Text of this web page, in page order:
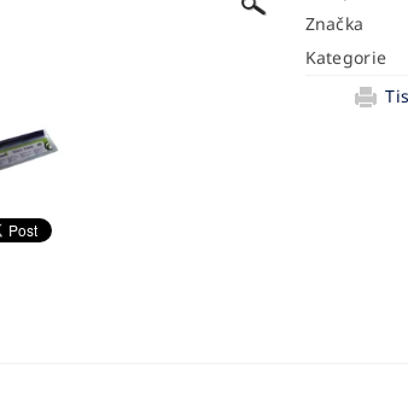
Značka
Kategorie